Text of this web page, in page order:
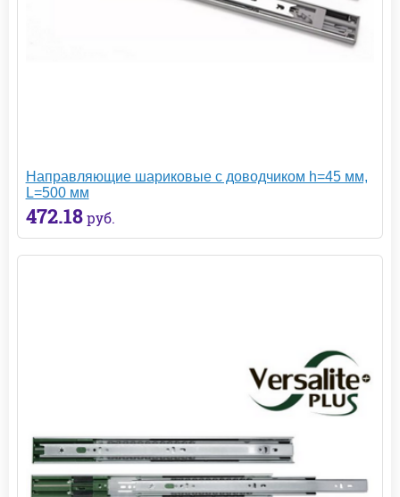
Направляющие шариковые с доводчиком h=45 мм,
L=500 мм
472.18 руб.